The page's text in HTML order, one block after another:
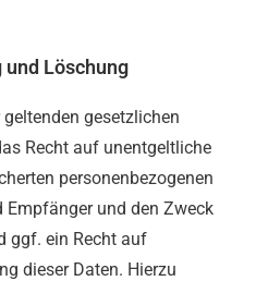
Löschung
gesetzlichen
Recht auf unentgeltliche
personenbezogenen
Empfänger und den Zweck
ggf. ein Recht auf
dieser Daten. Hierzu